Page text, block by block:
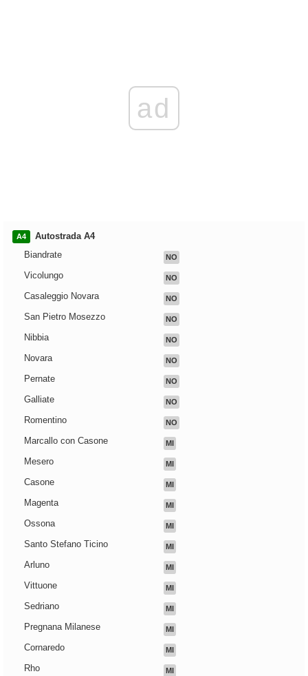
ad
A4
Autostrada A4
Biandrate
NO
Vicolungo NO
Casaleggio Novara NO
San Pietro Mosezzo NO
Nibbia NO
Novara NO
Pernate NO
Galliate NO
Romentino NO
Marcallo con Casone MI
Mesero MI
Casone MI
Magenta MI
Ossona MI
Santo Stefano Ticino MI
Arluno MI
Vittuone MI
Sedriano MI
Pregnana Milanese MI
Cornaredo MI
Rho MI